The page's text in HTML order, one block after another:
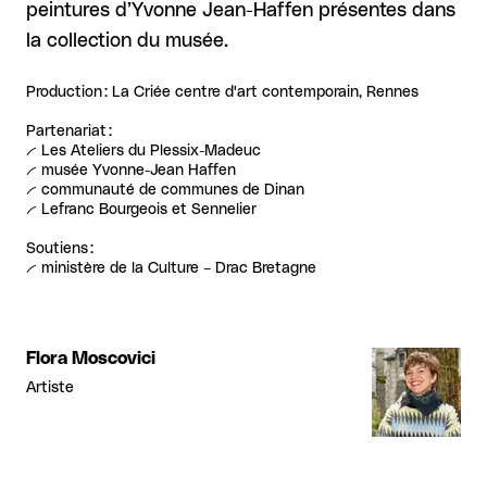
peintures d’Yvonne Jean-Haffen présentes dans
la collection du musée.
Production : La Criée centre d'art contemporain, Rennes
Partenariat :
-- Les Ateliers du Plessix-Madeuc
-- musée Yvonne-Jean Haffen
-- communauté de communes de Dinan
-- Lefranc Bourgeois et Sennelier
Soutiens :
-- ministère de la Culture – Drac Bretagne
Flora Moscovici
Artiste